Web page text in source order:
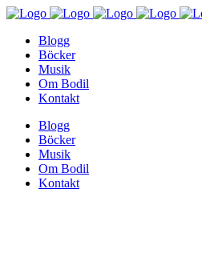
Blogg
Böcker
Musik
Om Bodil
Kontakt
Blogg
Böcker
Musik
Om Bodil
Kontakt